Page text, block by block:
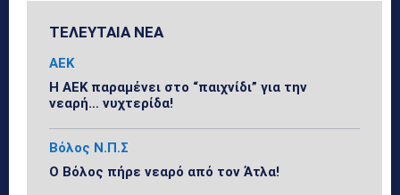
ΤΕΛΕΥΤΑΙΑ ΝΕΑ
ΑΕΚ
Η ΑΕΚ παραμένει στο “παιχνίδι” για την
νεαρή… νυχτερίδα!
Βόλος Ν.Π.Σ
Ο Βόλος πήρε νεαρό από τον Άτλα!